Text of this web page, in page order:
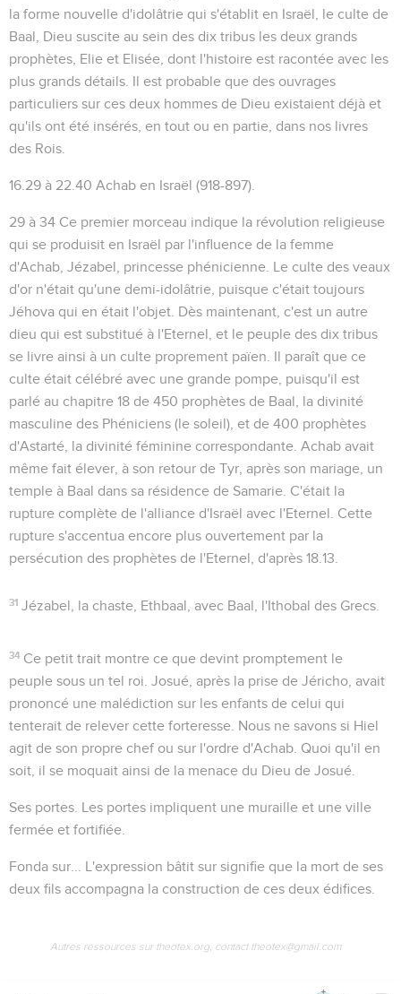
la forme nouvelle d'idolâtrie qui s'établit en Israël, le culte de
Baal, Dieu suscite au sein des dix tribus les deux grands
prophètes, Elie et Elisée, dont l'histoire est racontée avec les
plus grands détails. Il est probable que des ouvrages
particuliers sur ces deux hommes de Dieu existaient déjà et
qu'ils ont été insérés, en tout ou en partie, dans nos livres
des Rois.
16.29 à 22.40 Achab en Israël (918-897).
29 à 34 Ce premier morceau indique la révolution religieuse
qui se produisit en Israël par l'influence de la femme
d'Achab, Jézabel, princesse phénicienne. Le culte des veaux
d'or n'était qu'une demi-idolâtrie, puisque c'était toujours
Jéhova qui en était l'objet. Dès maintenant, c'est un autre
dieu qui est substitué à l'Eternel, et le peuple des dix tribus
se livre ainsi à un culte proprement païen. Il paraît que ce
culte était célébré avec une grande pompe, puisqu'il est
parlé au chapitre 18 de 450 prophètes de Baal, la divinité
masculine des Phéniciens (le soleil), et de 400 prophètes
d'Astarté, la divinité féminine correspondante. Achab avait
même fait élever, à son retour de Tyr, après son mariage, un
temple à Baal dans sa résidence de Samarie. C'était la
rupture complète de l'alliance d'Israël avec l'Eternel. Cette
rupture s'accentua encore plus ouvertement par la
persécution des prophètes de l'Eternel, d'après 18.13
31 Jézabel la chaste Ethbaal avec Baal , l'Ithobal des Grecs.
34 Ce petit trait montre ce que devint promptement le
peuple sous un tel roi. Josué, après la prise de Jéricho, avait
prononcé une malédiction sur les enfants de celui qui
tenterait de relever cette forteresse. Nous ne savons si Hiel
agit de son propre chef ou sur l'ordre d'Achab. Quoi qu'il en
soit, il se moquait ainsi de la menace du Dieu de Josué.
Ses portes . Les portes impliquent une muraille et une ville
fermée et fortifiée.
Fonda sur... L'expression bâtit sur signifie que la mort de ses
deux fils accompagna la construction de ces deux édifices.
Autres ressources sur theotex.org, contact theotex@gmail.com